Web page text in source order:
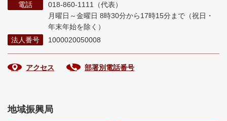
電話
018-860-1111（代表）
月曜日～金曜日 8時30分から17時15分まで （祝日・
年末年始を除く）
法人番号
1000020050008
アクセス 部署別電話番号
地域振興局